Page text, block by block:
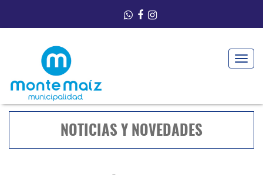
Toggle
NOTICIAS Y NOVEDADES